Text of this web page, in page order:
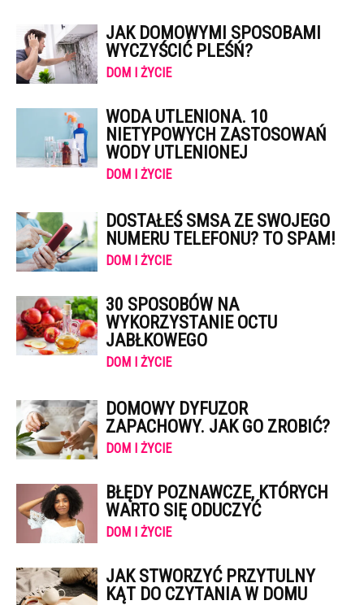
JAK DOMOWYMI SPOSOBAMI
WYCZYŚCIĆ PLEŚŃ?
DOM I ŻYCIE
WODA UTLENIONA. 10
NIETYPOWYCH ZASTOSOWAŃ
WODY UTLENIONEJ
DOM I ŻYCIE
DOSTAŁEŚ SMSA ZE SWOJEGO
NUMERU TELEFONU? TO SPAM!
DOM I ŻYCIE
30 SPOSOBÓW NA
WYKORZYSTANIE OCTU
JABŁKOWEGO
DOM I ŻYCIE
DOMOWY DYFUZOR
ZAPACHOWY. JAK GO ZROBIĆ?
DOM I ŻYCIE
BŁĘDY POZNAWCZE, KTÓRYCH
WARTO SIĘ ODUCZYĆ
DOM I ŻYCIE
JAK STWORZYĆ PRZYTULNY
KĄT DO CZYTANIA W DOMU